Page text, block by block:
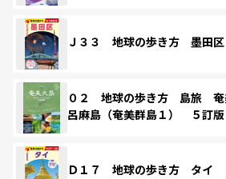
Ｊ３３ 地球の歩き方 墨田区
０２ 地球の歩き方 島旅
呂麻島（奄美群島１） ５訂版
Ｄ１７ 地球の歩き方 タイ